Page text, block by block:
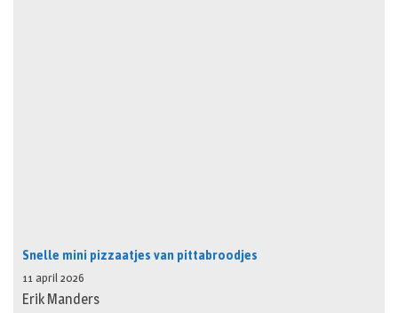
Snelle mini pizzaatjes van pittabroodjes
11 april 2026
Erik Manders